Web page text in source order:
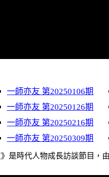
一師亦友 第20250106期
一師亦友 第20250126期
一師亦友 第20250216期
一師亦友 第20250309期
》是時代人物成長訪談節目